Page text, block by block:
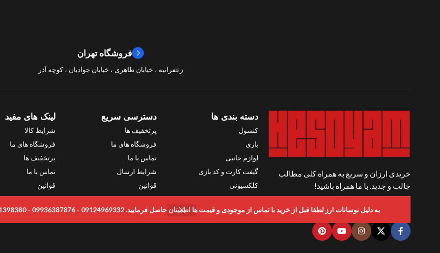
به دلیل نوسانات ارز لطفا قبل از خرید با تماس از موجودی و قیمت ها اطمینان حاصل فرمایید. 09124969332 - 09936387876 - 09331398380
سال ساخت 2024
فروشگاه تهران
زعفرانیه ، خیابان طاهری ، خیابان جوادیان ، کوچه آذر
خریدی ارزان و سریع به همراه کلی مطالب
جالب و جدید. با ما همراه باشید!
شبکه های اجتماعی ما
دسته بندی ها
کنسول
بازی
لوازم جانبی
گیفت کارت و کد بازی
کلکسیونی
واقعیت مجازی
دسترسی سریع
پرتخفیف ها
فروشگاه های ما
تماس با ما
شرایط ارسال
قوانین
لینک های مفید
شرایط کالا
فروشگاه های ما
پرتخفیف ها
تماس با ما
قوانین